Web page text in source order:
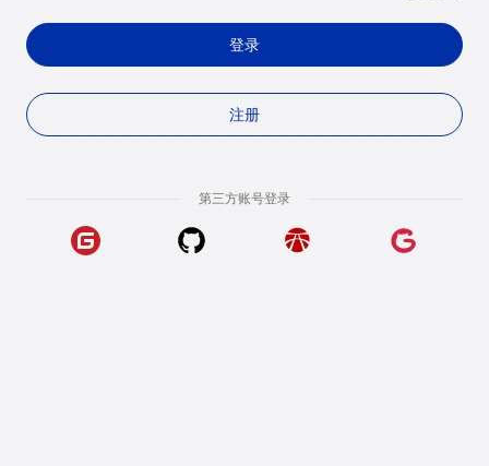
登录
注册
第三方账号登录